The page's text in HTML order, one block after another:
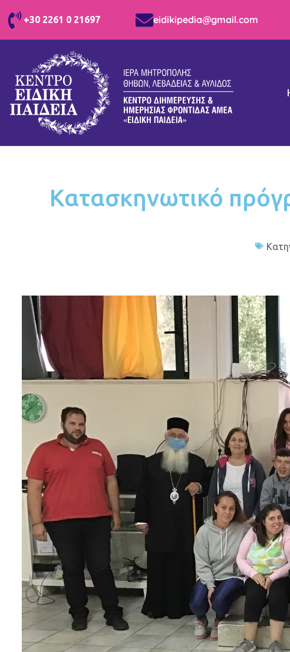
+30 2261 0 21697 eidikipedia@gmail.com
Κατασκηνωτικό